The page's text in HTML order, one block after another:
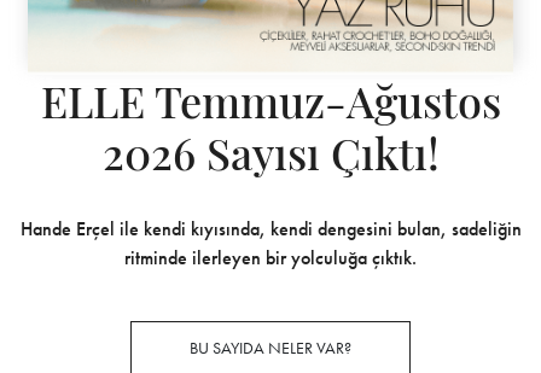
ELLE Temmuz-Ağustos
2026 Sayısı Çıktı!
Hande Erçel ile kendi kıyısında, kendi dengesini bulan, sadeliğin
ritminde ilerleyen bir yolculuğa çıktık.
BU SAYIDA NELER VAR?